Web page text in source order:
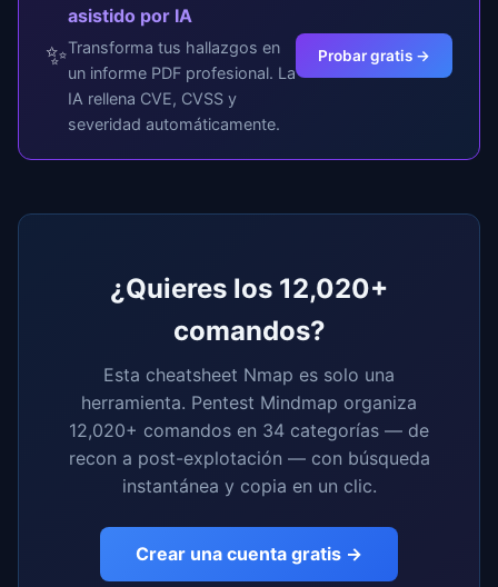
✨
asistido por IA
Transforma tus hallazgos en
un informe PDF profesional. La
IA rellena CVE, CVSS y
severidad automáticamente.
Probar gratis →
¿Quieres los 12,020+
comandos?
Esta cheatsheet Nmap es solo una
herramienta. Pentest Mindmap organiza
12,020+ comandos en 34 categorías — de
recon a post-explotación — con búsqueda
instantánea y copia en un clic.
Crear una cuenta gratis →